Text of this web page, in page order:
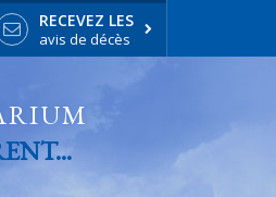
RECEVEZ LES
avis de décès